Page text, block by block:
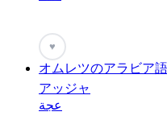
♥
オムレツのアラビア語
アッジャ
عجة